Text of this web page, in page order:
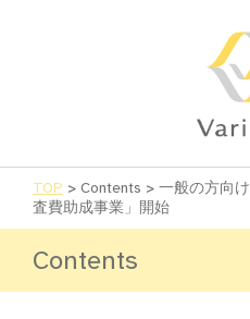
TOP > Contents > 一般の方向け
査費助成事業」開始
Contents